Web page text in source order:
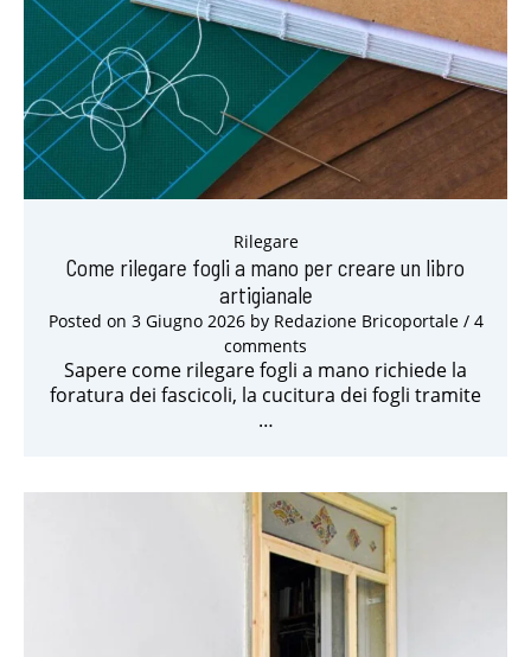
Rilegare
Come rilegare fogli a mano per creare un libro
artigianale
Posted on 3 Giugno 2026by Redazione Bricoportale/ 4
comments
Sapere come rilegare fogli a mano richiede la
foratura dei fascicoli, la cucitura dei fogli tramite
…